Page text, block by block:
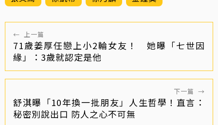
← 上一篇
71歲姜厚任戀上小2輪女友！ 她曝「七世因
緣」：3歲就認定是他
下一篇 →
舒淇曝「10年換一批朋友」人生哲學！直言：
秘密別說出口 防人之心不可無